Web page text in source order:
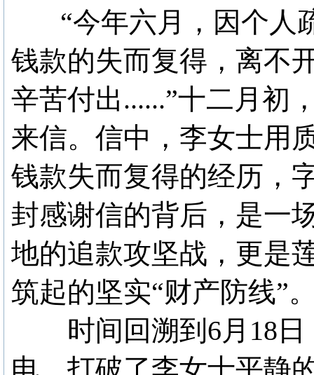
“今年六月，因个人
钱款的失而复得，离不
辛苦付出......”十二月初
来信。信中，李女士用
钱款失而复得的经历，
封感谢信的背后，是一
地的追款攻坚战，更是
筑起的坚实“财产防线”
时间回溯到6月18日